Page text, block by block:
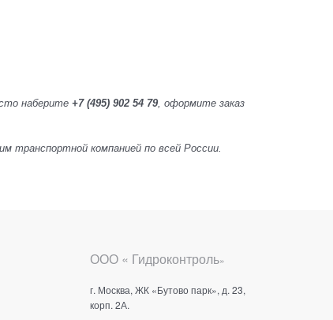
наберите +7 (495) 902 54 79, оформите заказ
транспортной компанией по всей России.
ООО « Гидроконтроль»
г. Москва, ЖК «Бутово парк», д. 23,
корп. 2А.